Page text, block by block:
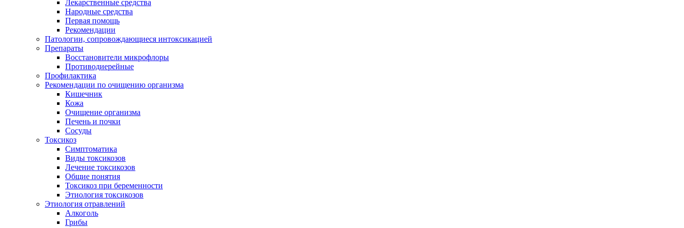
Лекарственные средства
Народные средства
Первая помощь
Рекомендации
Патологии, сопровождающиеся интоксикацией
Препараты
Восстановители микрофлоры
Противодиерейные
Профилактика
Рекомендации по очищению организма
Кишечник
Кожа
Очищение организма
Печень и почки
Сосуды
Токсикоз
Cимптоматика
Виды токсикозов
Лечение токсикозов
Общие понятия
Токсикоз при беременности
Этиология токсикозов
Этиология отравлений
Алкоголь
Грибы